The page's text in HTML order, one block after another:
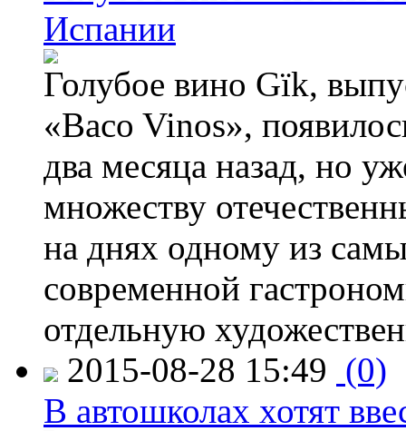
Испании
Голубое вино Gïk,
«Baco Vinos»,
два месяца назад, но
множеству
на днях одному из
современной
отдельную
2015-08-28 15:49 (0)
В автошколах хотят